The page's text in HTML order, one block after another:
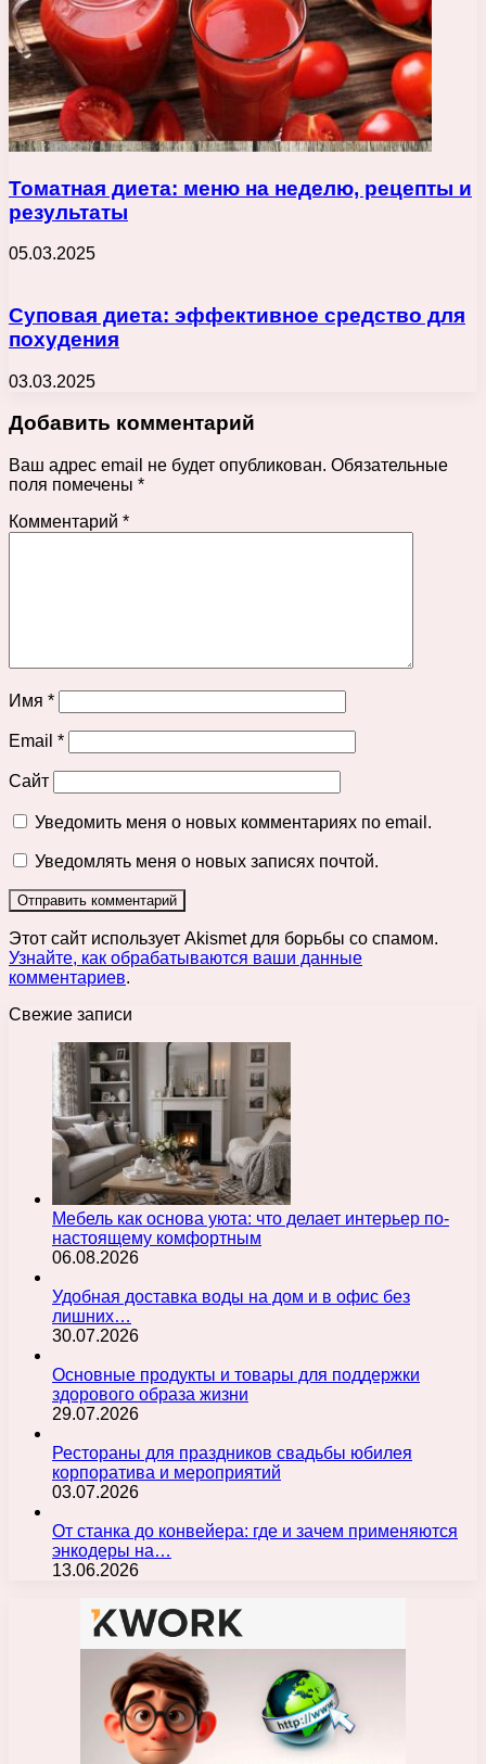
Томатная диета: меню на неделю, рецепты и
результаты
05.03.2025
Суповая диета: эффективное средство для
похудения
03.03.2025
Добавить комментарий
Ваш адрес email не будет опубликован. Обязательные
поля помечены *
Комментарий *
Имя *
Email *
Сайт
Уведомить меня о новых комментариях по email.
Уведомлять меня о новых записях почтой.
Этот сайт использует Akismet для борьбы со спамом.
Узнайте, как обрабатываются ваши данные
комментариев.
Свежие записи
Мебель как основа уюта: что делает интерьер по-
настоящему комфортным
06.08.2026
Удобная доставка воды на дом и в офис без
лишних…
30.07.2026
Основные продукты и товары для поддержки
здорового образа жизни
29.07.2026
Рестораны для праздников свадьбы юбилея
корпоратива и мероприятий
03.07.2026
От станка до конвейера: где и зачем применяются
энкодеры на…
13.06.2026